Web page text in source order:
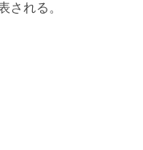
される。